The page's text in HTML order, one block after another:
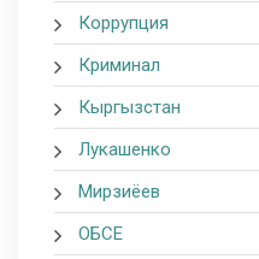
Коррупция
Криминал
Кыргызстан
Лукашенко
Мирзиёев
ОБСЕ